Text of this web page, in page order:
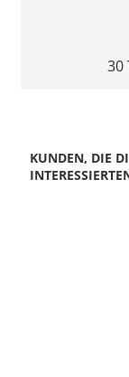
30
KUNDEN, DIE